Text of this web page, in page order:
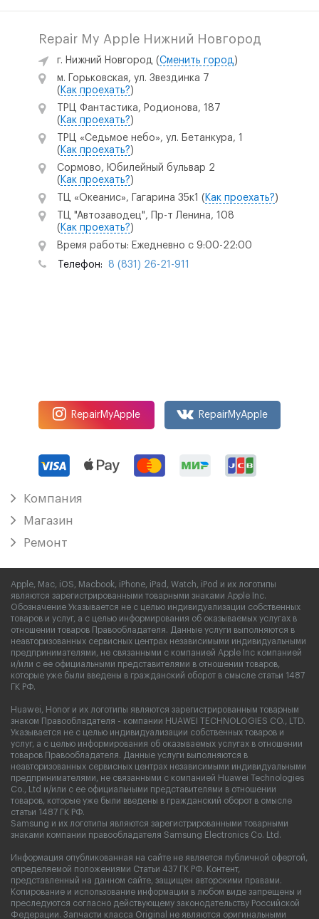
Repair My Apple Нижний Новгород
г. Нижний Новгород (Сменить город)
м. Горьковская, ул. Звездинка 7
( Как проехать?)
ТРЦ Фантастика, Родионова, 187
( Как проехать?)
ТРЦ «Седьмое небо», ул. Бетанкура, 1
( Как проехать?)
Сормово, Юбилейный бульвар 2
( Как проехать?)
ТЦ «Океанис», Гагарина 35к1 ( Как проехать?)
ТЦ "Автозаводец", Пр-т Ленина, 108
( Как проехать?)
Время работы: Ежедневно с 9:00-22:00
Телефон: 8 (831) 26-21-911
RepairMyApple RepairMyApple
Компания
Магазин
Ремонт
Apple, Mac, iOS, Macbook, iPhone, iPad, Watch, iPod и их логотипы
являются зарегистрированными товарными знаками Apple Inc.
Обозначение Указывается не с целью индивидуализации собственных
товаров и услуг, а с целью информирования об оказываемых услугах в
отношении товаров Правообладателя. Данные услуги выполняются в
неавторизованных сервисных центрах независимыми индивидуальными
предпринимателями, не связанными с компанией Apple Inc компанией
и/или с ее официальными представителями в отношении товаров,
которые уже были введены в гражданский оборот в смысле статьи 1487
ГК РФ.
Huawei, Honor и их логотипы являются зарегистрированным товарным
знаком Правообладателя - компании HUAWEI TECHNOLOGIES CO., LTD.
Указывается не с целью индивидуализации собственных товаров и
услуг, а с целью информирования об оказываемых услугах в отношении
товаров Правообладателя. Данные услуги выполняются в
неавторизованных сервисных центрах независимыми индивидуальными
предпринимателями, не связанными с компанией Huawei Technologies
Co., Ltd и/или с ее официальными представителями в отношении
товаров, которые уже были введены в гражданский оборот в смысле
статьи 1487 ГК РФ.
Samsung и их логотипы являются зарегистрированными товарными
знаками компании правообладателя Samsung Electronics Co. Ltd.
Информация опубликованная на сайте не является публичной офертой,
определяемой положениями Статьи 437 ГК РФ. Контент,
представленный на данном сайте, защищен авторскими правами.
Копирование и использование информации в любом виде запрещены и
преследуются согласно действующему законодательству Российской
Федерации. Запчасти класса Original не являются оригинальными